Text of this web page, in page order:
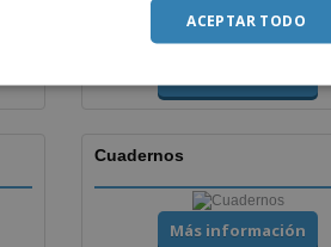
Cuadernos
Más información
ACEPTAR TODO